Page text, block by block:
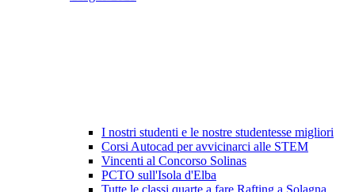
I nostri studenti e le nostre studentesse migliori
Corsi Autocad per avvicinarci alle STEM
Vincenti al Concorso Solinas
PCTO sull'Isola d'Elba